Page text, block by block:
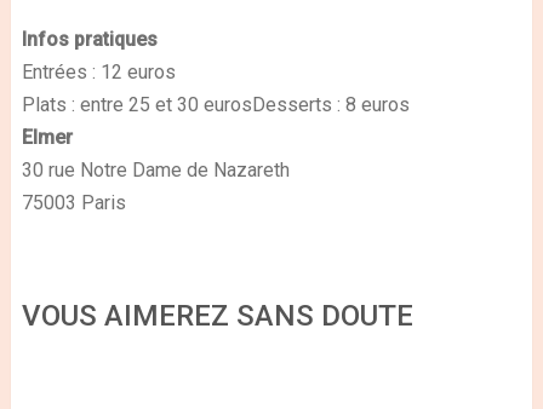
Infos pratiques
Entrées : 12 euros
Plats : entre 25 et 30 euros Desserts : 8 euros
Elmer
30 rue Notre Dame de Nazareth
75003 Paris
VOUS AIMEREZ SANS DOUTE